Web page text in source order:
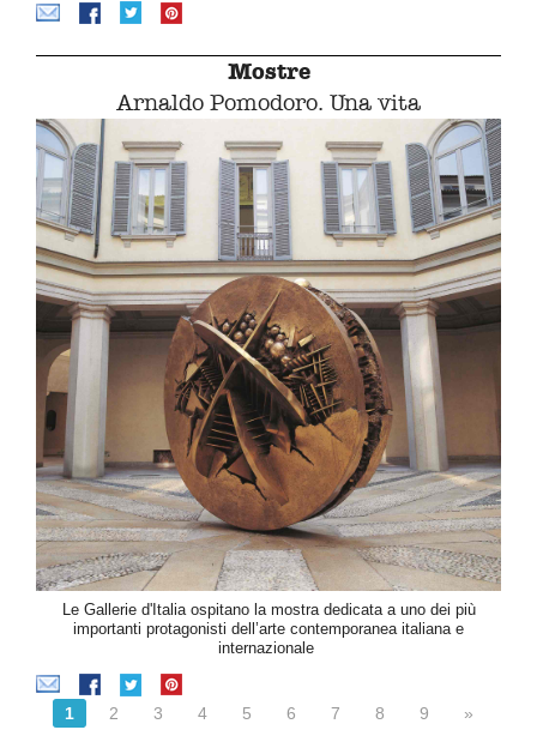
Mostre
Arnaldo Pomodoro. Una vita
Le Gallerie d'Italia ospitano la mostra dedicata a uno dei più
importanti protagonisti dell’arte contemporanea italiana e
internazionale
1 2 3 4 5 6 7 8 9 »